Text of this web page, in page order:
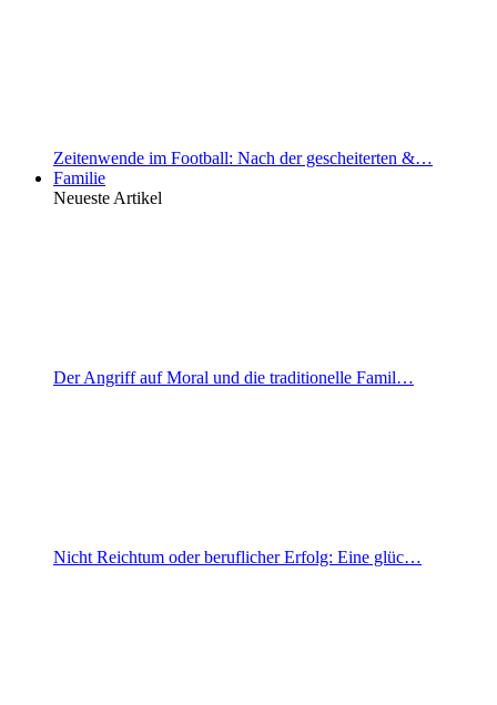
Zeitenwende im Football: Nach der gescheiterten &…
Familie
Neueste Artikel
Der Angriff auf Moral und die traditionelle Famil…
Nicht Reichtum oder beruflicher Erfolg: Eine glüc…